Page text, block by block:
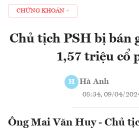
CHỨNG KHOÁN
Chủ tịch PSH bị bán
1,57 triệu cổ
H Hà Anh
08:34, 09/04/
Ông Mai Văn Huy - Chủ